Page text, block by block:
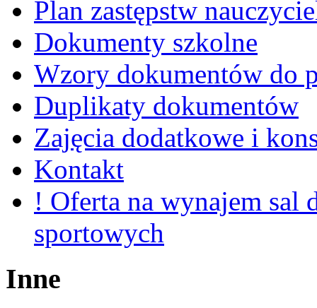
Plan zastępstw
Dokumenty szkolne
Wzory dokumentów do
Duplikaty dokumentów
Zajęcia dodatkowe i
Kontakt
! Oferta na wynajem
sportowych
Inne